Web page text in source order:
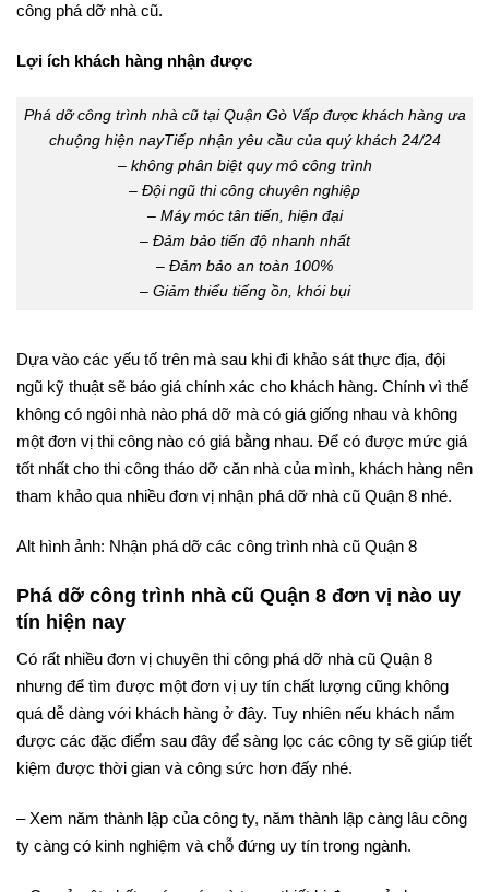
công phá dỡ nhà cũ.
Lợi ích khách hàng nhận được
Phá dỡ công trình nhà cũ tại Quận Gò Vấp được khách hàng ưa
chuộng hiện nayTiếp nhận yêu cầu của quý khách 24/24
– không phân biệt quy mô công trình
– Đội ngũ thi công chuyên nghiệp
– Máy móc tân tiến, hiện đại
– Đảm bảo tiến độ nhanh nhất
– Đảm bảo an toàn 100%
– Giảm thiểu tiếng ồn, khói bụi
Dựa vào các yếu tố trên mà sau khi đi khảo sát thực địa, đội
ngũ kỹ thuật sẽ báo giá chính xác cho khách hàng. Chính vì thế
không có ngôi nhà nào phá dỡ mà có giá giống nhau và không
một đơn vị thi công nào có giá bằng nhau. Để có được mức giá
tốt nhất cho thi công tháo dỡ căn nhà của mình, khách hàng nên
tham khảo qua nhiều đơn vị nhận phá dỡ nhà cũ Quận 8 nhé.
Alt hình ảnh: Nhận phá dỡ các công trình nhà cũ Quận 8
Phá dỡ công trình nhà cũ Quận 8 đơn vị nào uy
tín hiện nay
Có rất nhiều đơn vị chuyên thi công phá dỡ nhà cũ Quận 8
nhưng để tìm được một đơn vị uy tín chất lượng cũng không
quá dễ dàng với khách hàng ở đây. Tuy nhiên nếu khách nắm
được các đặc điểm sau đây để sàng lọc các công ty sẽ giúp tiết
kiệm được thời gian và công sức hơn đấy nhé.
– Xem năm thành lập của công ty, năm thành lập càng lâu công
ty càng có kinh nghiệm và chỗ đứng uy tín trong ngành.